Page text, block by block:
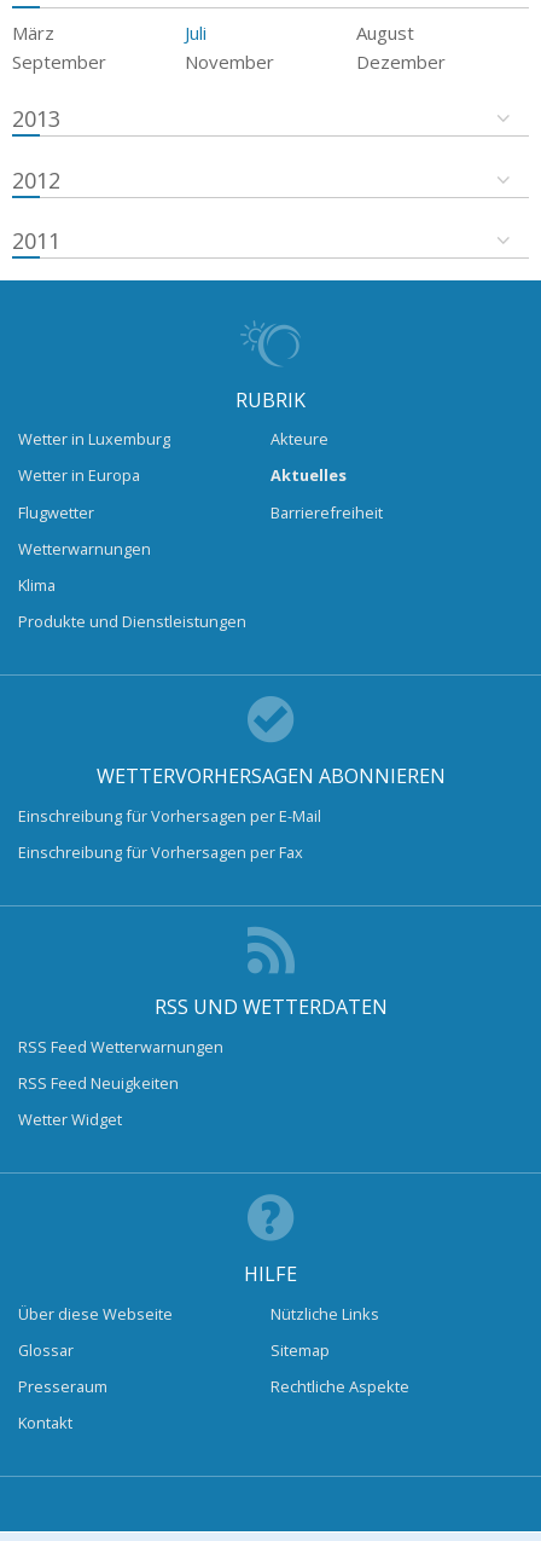
März Juli
August
September
November Dezember
2013
2012
2011
RUBRIK
Wetter in Luxemburg
Wetter in Europa
Flugwetter
Wetterwarnungen
Klima
Produkte und Dienstleistungen
Akteure
Aktuelles
Barrierefreiheit
WETTERVORHERSAGEN ABONNIEREN
Einschreibung für Vorhersagen per E-Mail
Einschreibung für Vorhersagen per Fax
RSS UND WETTERDATEN
RSS Feed Wetterwarnungen
RSS Feed Neuigkeiten
Wetter Widget
HILFE
Über diese Webseite
Glossar
Presseraum
Kontakt
Nützliche Links
Sitemap
Rechtliche Aspekte